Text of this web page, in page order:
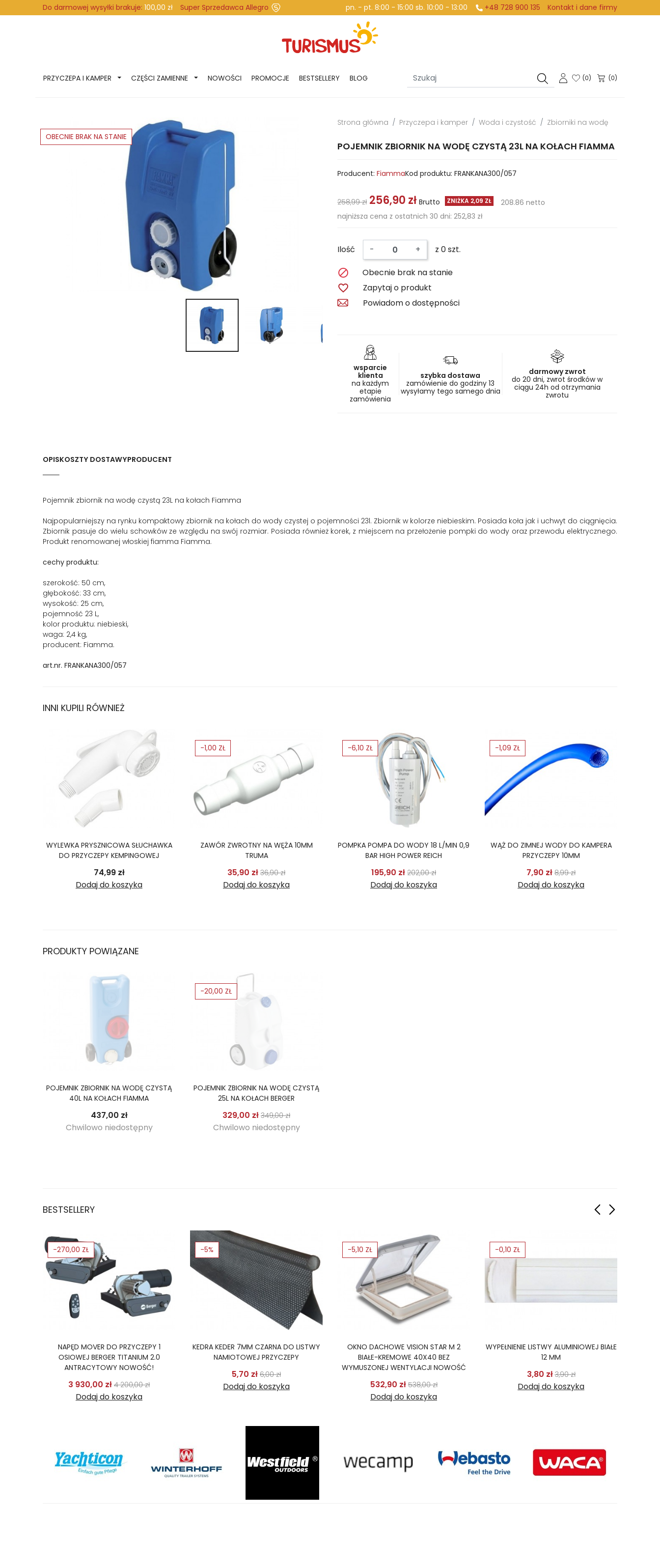
Do darmowej wysyłki brakuje: 100,00 zł Super Sprzedawca Allegro pn. - pt. 8:00 - 15:00 sb. 10:00 - 13:00 +48 728 900 135 Kontakt i dane firmy
PRZYCZEPA I KAMPER CZĘŚCI ZAMIENNE NOWOŚCI PROMOCJE BESTSELLERY BLOG (0) (0)
OBECNIE BRAK NA STANIE
Strona główna Przyczepa i kamper Woda i czystość Zbiorniki na wodę
POJEMNIK ZBIORNIK NA WODĘ CZYSTĄ 23L NA KOŁACH FIAMMA
Producent: FiammaKod produktu: FRANKANA300/057
258,99 zł 256,90 zł Brutto ZNIŻKA 2,09 ZŁ
208.86 netto
najniższa cena z ostatnich 30 dni: 252,83 zł
Ilość - + z 0 szt.
 Obecnie brak na stanie

Zapytaj o produkt
Powiadom o dostępności
wsparcie
klienta
na każdym
etapie
zamówienia
szybka dostawa
zamówienie do godziny 13
wysyłamy tego samego dnia
darmowy zwrot
do 20 dni, zwrot środków w
ciągu 24h od otrzymania
zwrotu
OPISKOSZTY DOSTAWYPRODUCENT
Pojemnik zbiornik na wodę czystą 23L na kołach Fiamma
Najpopularniejszy na rynku kompaktowy zbiornik na kołach do wody czystej o pojemności 23l. Zbiornik w kolorze niebieskim. Posiada koła jak i uchwyt do ciągnięcia.
Zbiornik pasuje do wielu schowków ze względu na swój rozmiar. Posiada również korek, z miejscem na przełożenie pompki do wody oraz przewodu elektrycznego.
Produkt renomowanej włoskiej fiamma Fiamma.
cechy produktu:
szerokość: 50 cm,
głębokość: 33 cm,
wysokość: 25 cm,
pojemność 23 L,
kolor produktu: niebieski,
waga: 2,4 kg,
producent: Fiamma.
art.nr. FRANKANA300/057
INNI KUPILI RÓWNIEŻ
WYLEWKA PRYSZNICOWA SŁUCHAWKA
DO PRZYCZEPY KEMPINGOWEJ
74,99 złCena
Dodaj do koszyka
ZAWÓR ZWROTNY NA WĘŻA 10MM
TRUMA
35,90 złCena podstawowa
36,90 złCena
Dodaj do koszyka
-1,00 ZŁ
POMPKA POMPA DO WODY 18 L/MIN 0,9
BAR HIGH POWER REICH
195,90 złCena podstawowa
202,00 złCena
Dodaj do koszyka
-6,10 ZŁ
WĄŻ DO ZIMNEJ WODY DO KAMPERA
PRZYCZEPY 10MM
7,90 złCena podstawowa
8,99 złCena
Dodaj do koszyka
-1,09 ZŁ
PRODUKTY POWIĄZANE
POJEMNIK ZBIORNIK NA WODĘ CZYSTĄ
40L NA KOŁACH FIAMMA
437,00 złCena
Chwilowo niedostępny
POJEMNIK ZBIORNIK NA WODĘ CZYSTĄ
25L NA KOŁACH BERGER
329,00 złCena podstawowa
349,00 złCena
Chwilowo niedostępny
-20,00 ZŁ
BESTSELLERY
NAPĘD MOVER DO PRZYCZEPY 1
OSIOWEJ BERGER TITANIUM 2.0
ANTRACYTOWY NOWOŚĆ!
3 930,00 złCena podstawowa
4 200,00 złCena
Dodaj do koszyka
-270,00 ZŁ
KEDRA KEDER 7MM CZARNA DO LISTWY
NAMIOTOWEJ PRZYCZEPY
5,70 złCena podstawowa
6,00 złCena
Dodaj do koszyka
-5%
OKNO DACHOWE VISION STAR M 2
BIAŁE-KREMOWE 40X40 BEZ
WYMUSZONEJ WENTYLACJI NOWOŚĆ
532,90 złCena podstawowa
538,00 złCena
Dodaj do koszyka
-5,10 ZŁ
WYPEŁNIENIE LISTWY ALUMINIOWEJ BIAŁE
12 MM
3,80 złCena podstawowa
3,90 złCena
Dodaj do koszyka
-0,10 ZŁ